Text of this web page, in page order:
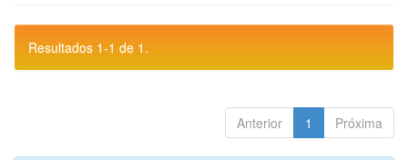
Resultados 1-1 de 1.
Anterior 1 Próxima